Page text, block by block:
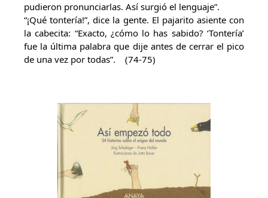
pudieron pronunciarlas. Así surgió el lenguaje”.
“¡Qué tontería!”, dice la gente. El pajarito asiente con
la cabecita: “Exacto, ¿cómo lo has sabido? ‘Tontería’
fue la última palabra que dije antes de cerrar el pico
de una vez por todas”. (74-75)